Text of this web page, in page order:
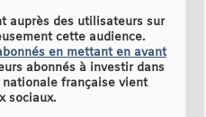
auprès des utilisateurs sur
cette audience.
en mettant en avant
abonnés à investir dans
nationale française vient
sociaux.